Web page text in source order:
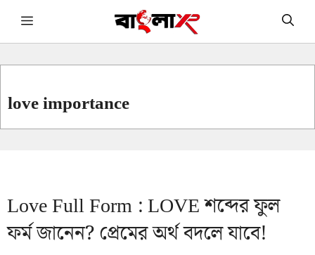
Skip Menu
love importance
Love Full Form : LOVE শব্দের ফুল
ফর্ম জানেন? প্রেমের অর্থ বদলে যাবে!